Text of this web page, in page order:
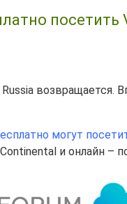
могут
и онлайн –